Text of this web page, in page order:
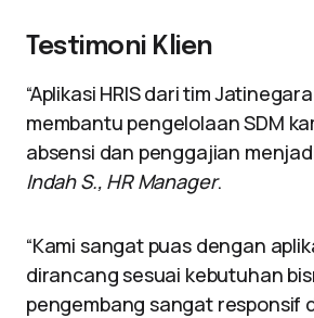
Testimoni Klien
“Aplikasi HRIS dari tim
membantu pengelolaan SDM
absensi dan penggajian
Indah S., HR Manager.
“Kami sangat puas dengan
dirancang sesuai kebutuhan
pengembang sangat responsif